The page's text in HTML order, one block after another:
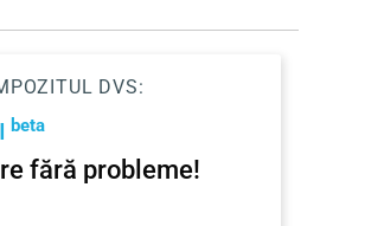
DVS:
beta
fără probleme!